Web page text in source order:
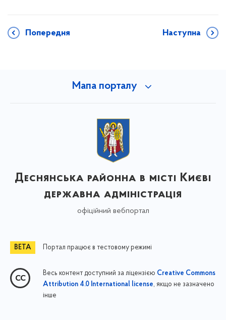
Попередня Наступна
Мапа порталу
Деснянська районна в місті Києві
державна адміністрація
офіційний вебпортал
Портал працює в тестовому режимі
Весь контент доступний за ліцензією Creative Commons
Attribution 4.0 International license, якщо не зазначено
інше